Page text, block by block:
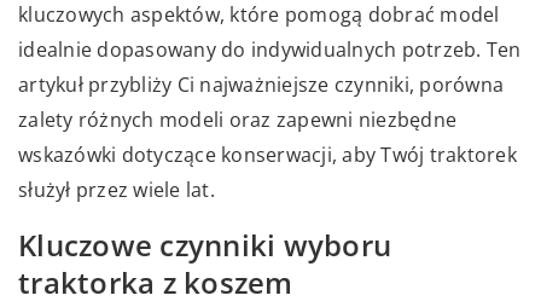
kluczowych aspektów, które pomogą dobrać model
idealnie dopasowany do indywidualnych potrzeb. Ten
artykuł przybliży Ci najważniejsze czynniki, porówna
zalety różnych modeli oraz zapewni niezbędne
wskazówki dotyczące konserwacji, aby Twój traktorek
służył przez wiele lat.
Kluczowe czynniki wyboru
traktorka z koszem